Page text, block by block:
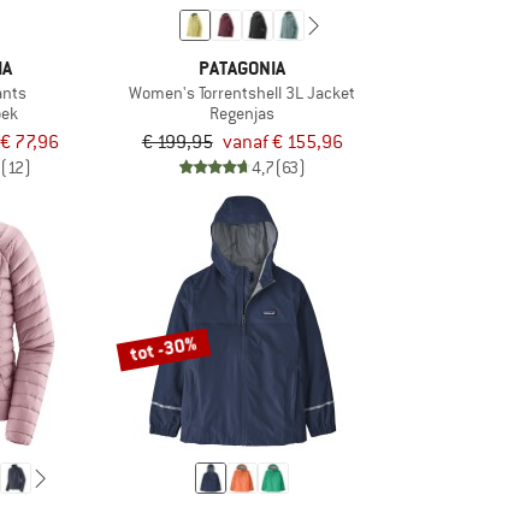
77,96
(12)
PATAGONIA
Women's Torrentshell 3L Jacket
Regenjas
€ 199,95 vanaf € 155,96
4,7(63)
tot -30%